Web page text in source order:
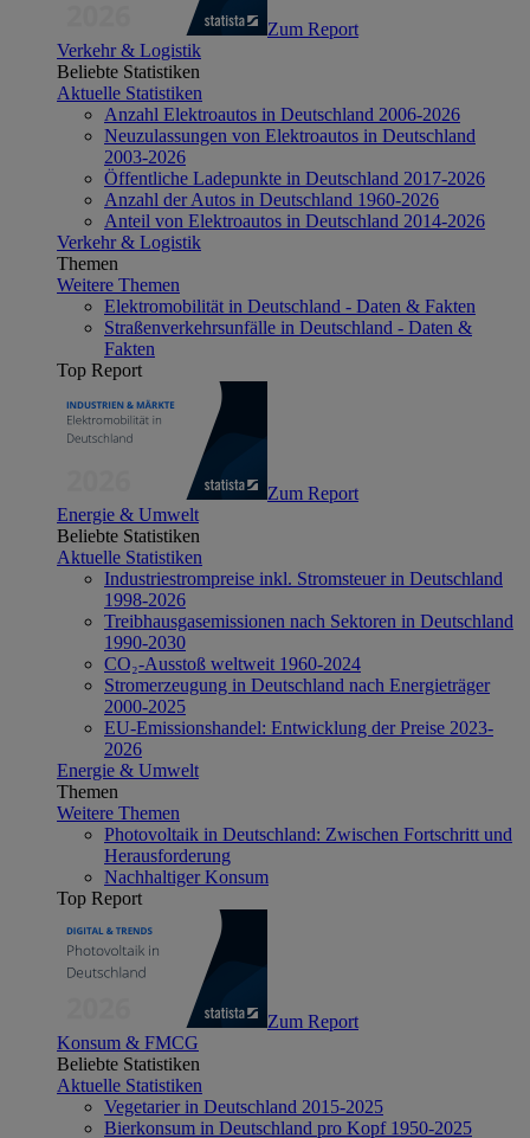
Zum Report
Verkehr & Logistik
Beliebte Statistiken
Aktuelle Statistiken
Anzahl Elektroautos in Deutschland 2006-2026
Neuzulassungen von Elektroautos in Deutschland
2003-2026
Öffentliche Ladepunkte in Deutschland 2017-2026
Anzahl der Autos in Deutschland 1960-2026
Anteil von Elektroautos in Deutschland 2014-2026
Verkehr & Logistik
Themen
Weitere Themen
Elektromobilität in Deutschland - Daten & Fakten
Straßenverkehrsunfälle in Deutschland - Daten &
Fakten
Top Report
Zum Report
Energie & Umwelt
Beliebte Statistiken
Aktuelle Statistiken
Industriestrompreise inkl. Stromsteuer in Deutschland
1998-2026
Treibhausgasemissionen nach Sektoren in Deutschland
1990-2030
CO₂-Ausstoß weltweit 1960-2024
Stromerzeugung in Deutschland nach Energieträger
2000-2025
EU-Emissionshandel: Entwicklung der Preise 2023-
2026
Energie & Umwelt
Themen
Weitere Themen
Photovoltaik in Deutschland: Zwischen Fortschritt und
Herausforderung
Nachhaltiger Konsum
Top Report
Zum Report
Konsum & FMCG
Beliebte Statistiken
Aktuelle Statistiken
Vegetarier in Deutschland 2015-2025
Bierkonsum in Deutschland pro Kopf 1950-2025